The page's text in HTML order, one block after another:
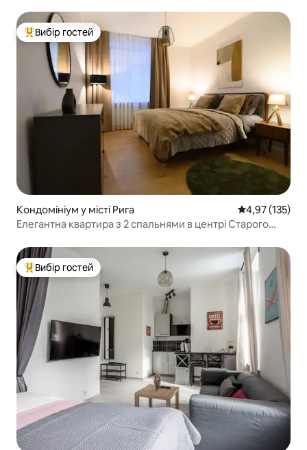
Топ вибір гостей
Вибір гостей
Кондомініум у місті Рига Середня
4,97 (135)
Елегантна квартира з 2 спальнями в центрі Старого
Топ вибір гостей
Вибір гостей